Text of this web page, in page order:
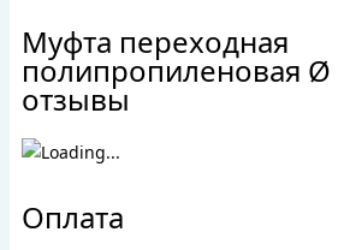
Муфта переходная
полипропиленовая Ø
отзывы
Оплата